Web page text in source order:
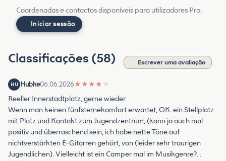
Coordenadas e contactos disponíveis para utilizadores Pro.
Iniciar sessão
Classificações (58) Escrever uma avaliação
HU Hubke06.06.2026★ ★ ★ ★ ★
Reeller Innerstadtplatz, gerne wieder
Wenn man keinen fünfsternekomfort erwartet, OK. ein Stellplatz
mit Platz und Kontakt zum Jugendzentrum, (kann ja auch mal
positiv und überraschend sein, ich habe nette Töne auf
nichtverstärkten E-Gitarren gehört, von (leider sehr traurigen
Jugendlichen). Vielleicht ist ein Camper mal im Musikgenre?. .